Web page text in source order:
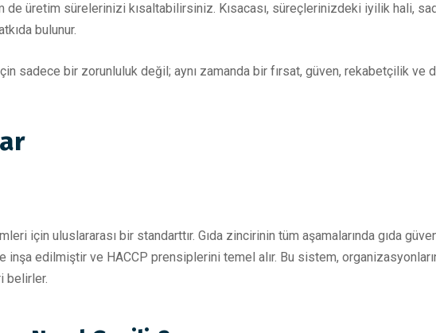
üretim sürelerinizi kısaltabilirsiniz. Kısacası, süreçlerinizdeki iyilik hali,
bulunur.
sadece bir zorunluluk değil; aynı zamanda bir fırsat, güven, rekabetçilik ve
için uluslararası bir standarttır. Gıda zincirinin tüm aşamalarında gıda
edilmiştir ve HACCP prensiplerini temel alır. Bu sistem,
belirler.